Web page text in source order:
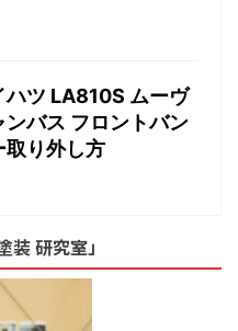
ハツ LA810S ムーヴ
ンバス フロントバン
取り外し方
研究室」